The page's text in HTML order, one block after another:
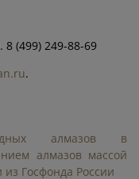
8 (499) 249-88-69
.
алмазов в
алмазов массой
из Госфонда России